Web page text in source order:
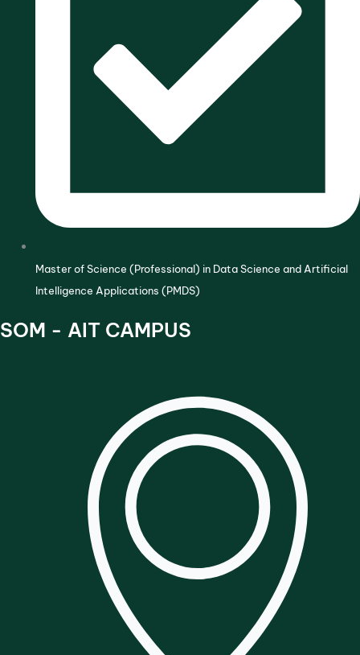
Master of Science (Professional) in Data Science and Artificial
Intelligence Applications (PMDS)
SOM - AIT CAMPUS